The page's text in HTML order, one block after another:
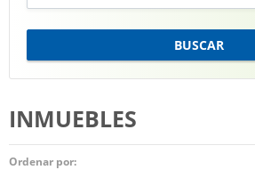
BUSCAR
INMUEBLES
Ordenar por: